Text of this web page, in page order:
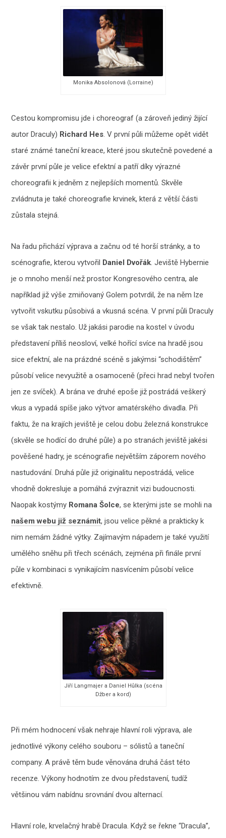
Monika Absolonová (Lorraine)
Cestou kompromisu jde i choreograf (a zároveň jediný žijící
autor Draculy) Richard Hes. V první půli můžeme opět vidět
staré známé taneční kreace, které jsou skutečně povedené a
závěr první půle je velice efektní a patří díky výrazné
choreografii k jedněm z nejlepších momentů. Skvěle
zvládnuta je také choreografie krvinek, která z větší části
zůstala stejná.
Na řadu přichází výprava a začnu od té horší stránky, a to
scénografie, kterou vytvořil Daniel Dvořák. Jeviště Hybernie
je o mnoho menší než prostor Kongresového centra, ale
například již výše zmiňovaný Golem potvrdil, že na něm lze
vytvořit vskutku působivá a vkusná scéna. V první půli Draculy
se však tak nestalo. Už jakási parodie na kostel v úvodu
představení příliš neosloví, velké hořící svíce na hradě jsou
sice efektní, ale na prázdné scéně s jakýmsi “schodištěm”
působí velice nevyužitě a osamoceně (přeci hrad nebyl tvořen
jen ze svíček). A brána ve druhé epoše již postrádá veškerý
vkus a vypadá spíše jako výtvor amatérského divadla. Při
faktu, že na krajích jeviště je celou dobu železná konstrukce
(skvěle se hodící do druhé půle) a po stranách jeviště jakési
pověšené hadry, je scénografie největším záporem nového
nastudování. Druhá půle již originalitu nepostrádá, velice
vhodně dokresluje a pomáhá zvýraznit vizi budoucnosti.
Naopak kostýmy Romana Šolce, se kterými jste se mohli na
našem webu již seznámit, jsou velice pěkné a prakticky k
nim nemám žádné výtky. Zajímavým nápadem je také využití
umělého sněhu při třech scénách, zejména při finále první
půle v kombinaci s vynikajícím nasvícením působí velice
efektivně.
Jiří Langmajer a Daniel Hůlka (scéna
Džber a kord)
Při mém hodnocení však nehraje hlavní roli výprava, ale
jednotlivé výkony celého souboru – sólistů a taneční
company. A právě těm bude věnována druhá část této
recenze. Výkony hodnotím ze dvou představení, tudíž
většinou vám nabídnu srovnání dvou alternací.
Hlavní role, krvelačný hrabě Dracula. Když se řekne “Dracula”,